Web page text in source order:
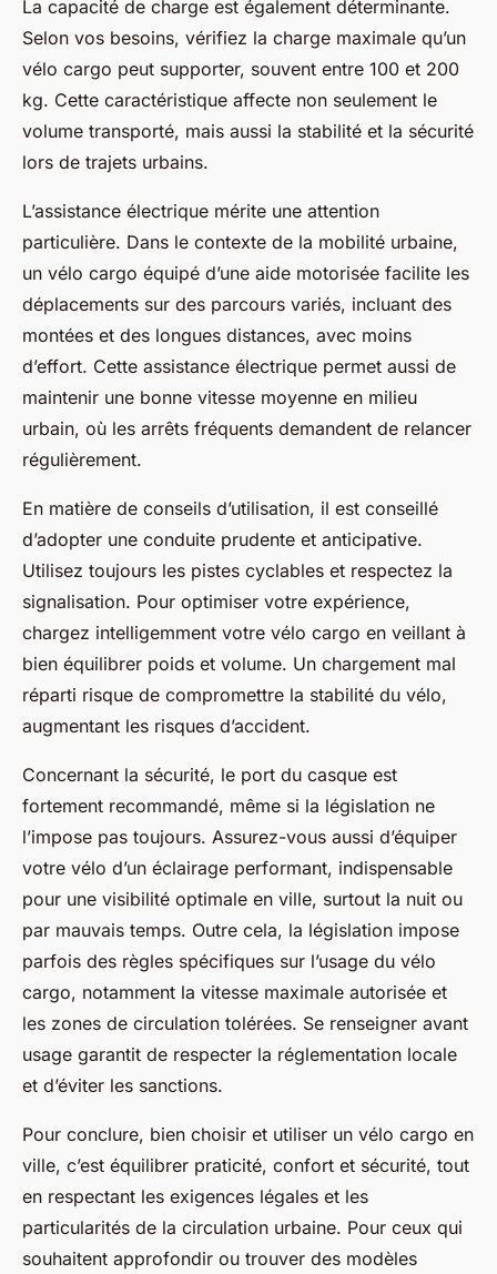
La capacité de charge est également déterminante.
Selon vos besoins, vérifiez la charge maximale qu’un
vélo cargo peut supporter, souvent entre 100 et 200
kg. Cette caractéristique affecte non seulement le
volume transporté, mais aussi la stabilité et la sécurité
lors de trajets urbains.
L’assistance électrique mérite une attention
particulière. Dans le contexte de la mobilité urbaine,
un vélo cargo équipé d’une aide motorisée facilite les
déplacements sur des parcours variés, incluant des
montées et des longues distances, avec moins
d’effort. Cette assistance électrique permet aussi de
maintenir une bonne vitesse moyenne en milieu
urbain, où les arrêts fréquents demandent de relancer
régulièrement.
En matière de conseils d’utilisation, il est conseillé
d’adopter une conduite prudente et anticipative.
Utilisez toujours les pistes cyclables et respectez la
signalisation. Pour optimiser votre expérience,
chargez intelligemment votre vélo cargo en veillant à
bien équilibrer poids et volume. Un chargement mal
réparti risque de compromettre la stabilité du vélo,
augmentant les risques d’accident.
Concernant la sécurité, le port du casque est
fortement recommandé, même si la législation ne
l’impose pas toujours. Assurez-vous aussi d’équiper
votre vélo d’un éclairage performant, indispensable
pour une visibilité optimale en ville, surtout la nuit ou
par mauvais temps. Outre cela, la législation impose
parfois des règles spécifiques sur l’usage du vélo
cargo, notamment la vitesse maximale autorisée et
les zones de circulation tolérées. Se renseigner avant
usage garantit de respecter la réglementation locale
et d’éviter les sanctions.
Pour conclure, bien choisir et utiliser un vélo cargo en
ville, c’est équilibrer praticité, confort et sécurité, tout
en respectant les exigences légales et les
particularités de la circulation urbaine. Pour ceux qui
souhaitent approfondir ou trouver des modèles